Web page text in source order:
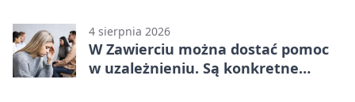
4 sierpnia 2026
W Zawierciu można dostać pomoc
w uzależnieniu. Są konkretne